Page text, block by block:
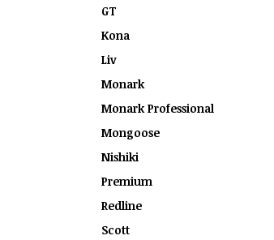
GT
Kona
Liv
Monark
Monark Professional
Mongoose
Nishiki
Premium
Redline
Scott